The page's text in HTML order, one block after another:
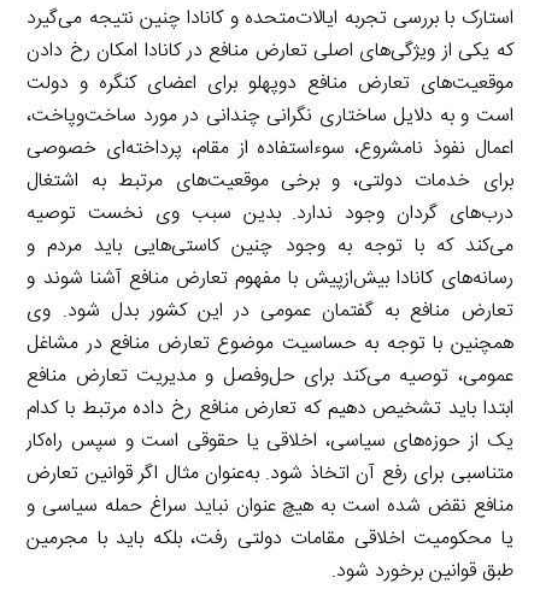
استارک با بررسی تجربه ایالات‌متحده و کانادا چنین نتیجه می‌گیرد
که یکی از ویژگی‌های اصلی تعارض منافع در کانادا امکان رخ دادن
موقعیت‌های تعارض منافع دوپهلو برای اعضای کنگره و دولت
است و به دلایل ساختاری نگرانی چندانی در مورد ساخت‌وپاخت،
اعمال نفوذ نامشروع، سوءاستفاده از مقام، پرداخته‌ای خصوصی
برای خدمات دولتی، و برخی موقعیت‌های مرتبط به اشتغال
درب‌های گردان وجود ندارد. بدین سبب وی نخست توصیه
می‌کند که با توجه به وجود چنین کاستی‌هایی باید مردم و
رسانه‌های کانادا بیش‌ازپیش با مفهوم تعارض منافع آشنا شوند و
تعارض منافع به گفتمان عمومی در این کشور بدل شود. وی
همچنین با توجه به حساسیت موضوع تعارض منافع در مشاغل
عمومی، توصیه می‌کند برای حل‌وفصل و مدیریت تعارض منافع
ابتدا باید تشخیص دهیم که تعارض منافع رخ داده مرتبط با کدام
یک از حوزه‌های سیاسی، اخلاقی یا حقوقی است و سپس راه‌کار
متناسبی برای رفع آن اتخاذ شود. به‌عنوان مثال اگر قوانین تعارض
منافع نقض شده است به هیچ عنوان نباید سراغ حمله سیاسی و
یا محکومیت اخلاقی مقامات دولتی رفت، بلکه باید با مجرمین
طبق قوانین برخورد شود.